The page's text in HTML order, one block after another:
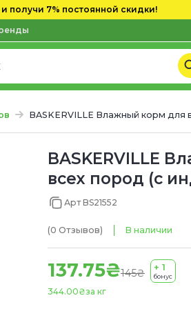
получи 7% постоянной скидки!
BASKERVILLE Влажный корм для
BASKERVILLE
всех пород (с
Арт BS21552
(0 Отзывов) В наличии
137.75₴145₴
за кг
344.00₴
+ 1
бонус